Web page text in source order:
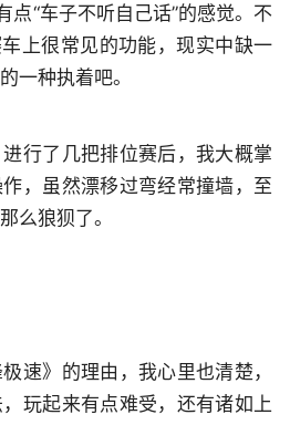
点“车子不听自己话”的感觉。不
上很常见的功能，现实中缺一
一种执着吧。
行了几把排位赛后，我大概掌
，虽然漂移过弯经常撞墙，至
么狼狈了。
速》的理由，我心里也清楚，
玩起来有点难受，还有诸如上